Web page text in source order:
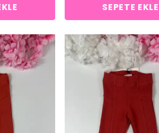
SEPETE EKLE